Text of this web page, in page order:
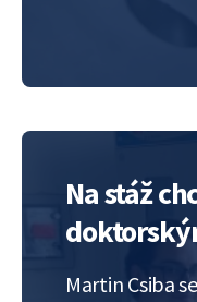
oproti mým
podporující
Na stáž
Martin Csiba